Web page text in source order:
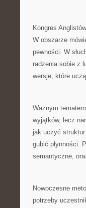
Kongres
W obszarze
pewności. W
radzenia sobie z
wersje, które
Ważnym
wyjątków, lecz
jak uczyć
gubić płynności.
semantyczne,
Nowoczesne
potrzeby